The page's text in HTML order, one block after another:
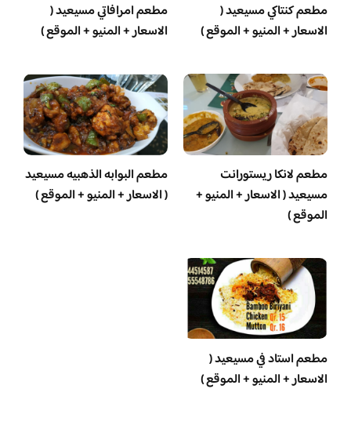
مطعم كنتاكي مسيعيد (
الاسعار + المنيو + الموقع )
مطعم امرافاتي مسيعيد (
الاسعار + المنيو + الموقع )
مطعم لانكا ريستورانت
مسيعيد ( الاسعار + المنيو +
الموقع )
مطعم البوابه الذهبيه مسيعيد
( الاسعار + المنيو + الموقع )
مطعم استاد في مسيعيد (
الاسعار + المنيو + الموقع )